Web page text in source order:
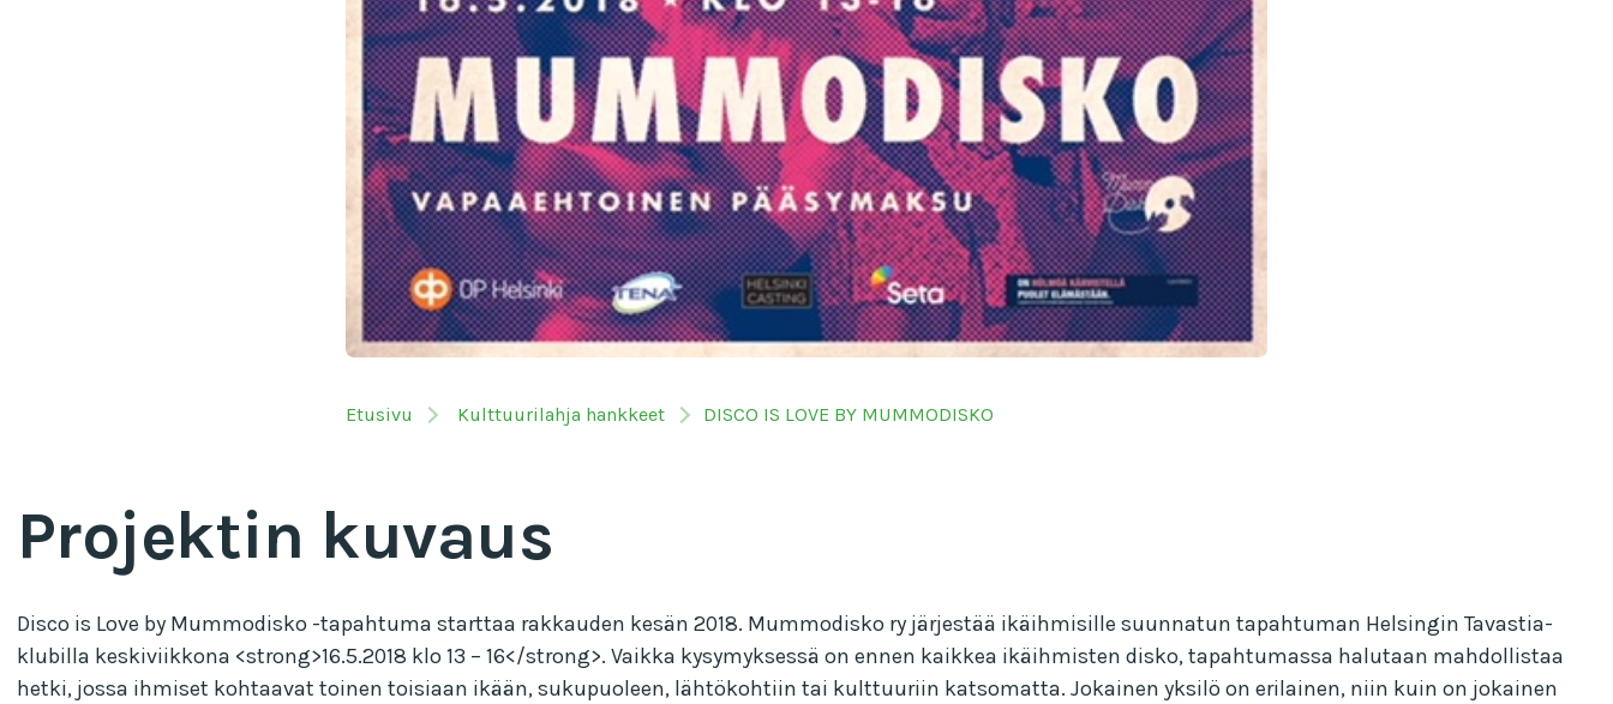
Etusivu Kulttuurilahja hankkeet DISCO IS LOVE BY MUMMODISKO
Projektin kuvaus
Disco is Love by Mummodisko -tapahtuma starttaa rakkauden kesän 2018. Mummodisko ry järjestää ikäihmisille suunnatun tapahtuman Helsingin Tavastia-
klubilla keskiviikkona <strong>16.5.2018 klo 13 – 16</strong>. Vaikka kysymyksessä on ennen kaikkea ikäihmisten disko, tapahtumassa halutaan mahdollistaa
hetki, jossa ihmiset kohtaavat toinen toisiaan ikään, sukupuoleen, lähtökohtiin tai kulttuuriin katsomatta. Jokainen yksilö on erilainen, niin kuin on jokainen